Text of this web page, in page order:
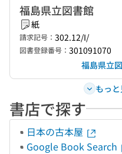
福島県立図書館
紙
請求記号： 302.12/I/
図書登録番号： 301091070
福島県立
もっと
書店で探す
日本の古本屋
Google Book Search